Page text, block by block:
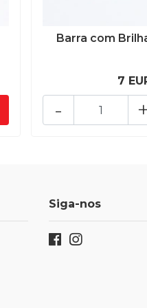
Barra com
7
-
Siga-nos